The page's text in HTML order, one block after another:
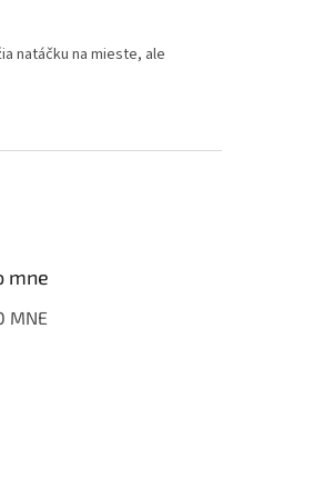
natáčku na mieste, ale
mne
MNE